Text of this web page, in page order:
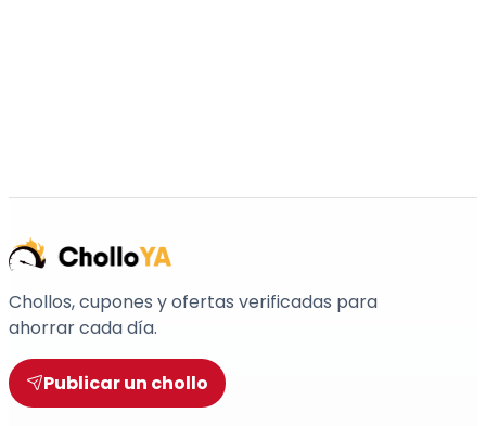
Chollos, cupones y ofertas verificadas para
ahorrar cada día.
Publicar un chollo